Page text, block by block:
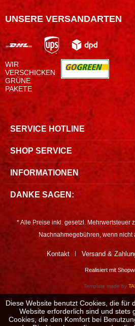
UNSERE VERSANDARTEN
WIR
VERSCHICKEN
GRÜNE
PAKETE
SERVICE HOTLINE
SHOP SERVICE
INFORMATIONEN
DANKE SAGEN:
* Alle Preise inkl. gesetzl. Mehrwertsteuer
Nachnahmegebühren, wenn nicht
Kontakt Versand &
Realisiert mit
Template made by
Diese Website benutzt Cookies, die für
Website erforderlich sind und stets
Cookies, die den Komfort bei